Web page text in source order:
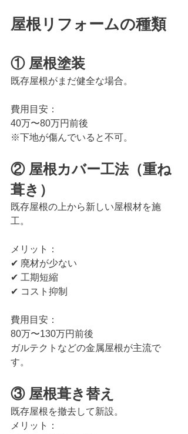
屋根リフォームの種類
① 屋根塗装
既存屋根がまだ健全な場合。
費用目安：
40万〜80万円前後
※下地が傷んでいると不可。
② 屋根カバー工法（重ね
葺き）
既存屋根の上から新しい屋根材を施
工。
メリット：
✔ 廃材が少ない
✔ 工期短縮
✔ コスト抑制
費用目安：
80万〜130万円前後
ガルテクトなどの金属屋根が主流で
す。
③ 屋根葺き替え
既存屋根を撤去して新設。
メリット：